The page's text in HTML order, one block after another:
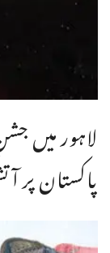
لاہور میں
پاکستان پر